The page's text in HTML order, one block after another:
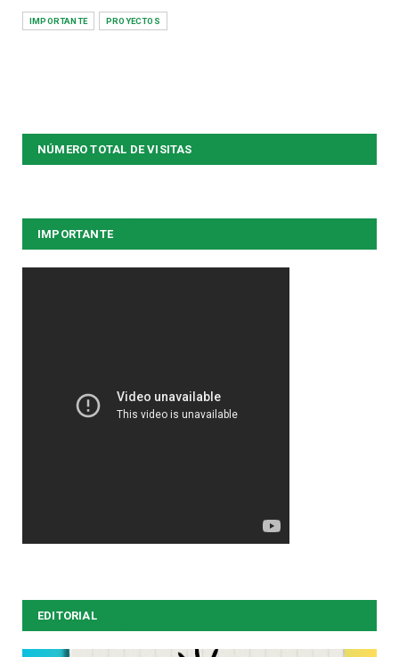
IMPORTANTE PROYECTOS
NÚMERO TOTAL DE VISITAS
IMPORTANTE
EDITORIAL